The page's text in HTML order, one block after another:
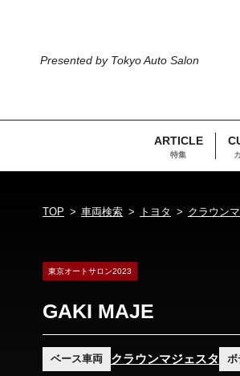
Presented by Tokyo Auto Salon
ARTICLE
特集
TOP 車両検索 トヨタ クラウン
東京オートサロン2023
GAKI MAJE
ベース車両 クラウンマジェスタ